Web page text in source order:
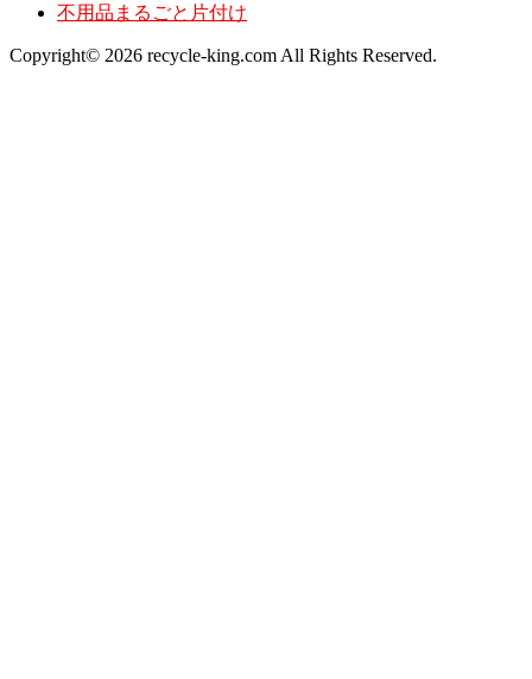
不用品まるごと片付け
Copyright© 2026 recycle-king.com All Rights Reserved.